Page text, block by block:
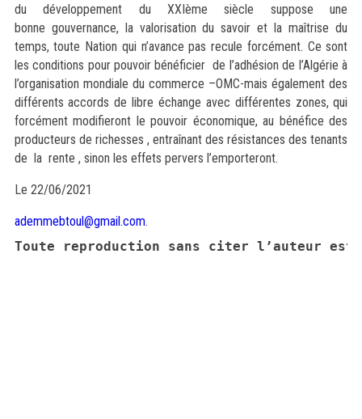
du développement du XXIème siècle suppose une
bonne gouvernance, la valorisation du savoir et la maîtrise du
temps, toute Nation qui n’avance pas recule forcément. Ce sont
les conditions pour pouvoir bénéficier de l’adhésion de l’Algérie à
l’organisation mondiale du commerce –OMC-mais également des
différents accords de libre échange avec différentes zones, qui
forcément modifieront le pouvoir économique, au bénéfice des
producteurs de richesses , entraînant des résistances des tenants
de la rente , sinon les effets pervers l’emporteront.
Le 22/06/2021
ademmebtoul@gmail.com.
Toute reproduction sans citer l’auteur